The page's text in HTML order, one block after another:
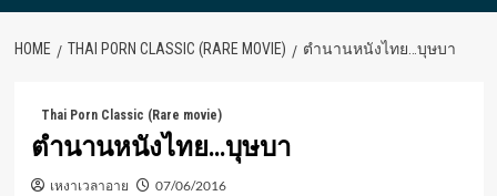
HOME THAI PORN CLASSIC (RARE MOVIE) ตำนานหนังไทย…บุษบา
Thai Porn Classic (Rare movie)
ตำนานหนังไทย…บุษบา
เหงาเวลาอาย 07/06/2016